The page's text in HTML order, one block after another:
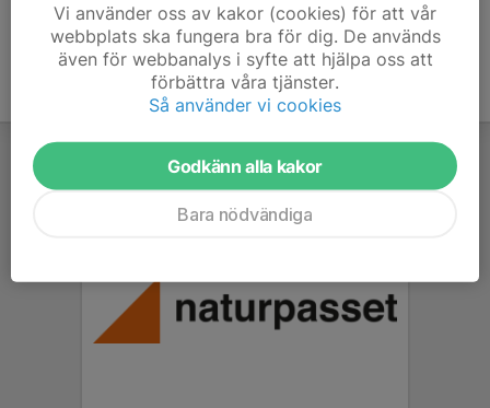
Vi använder oss av kakor (cookies) för att vår
webbplats ska fungera bra för dig. De används
även för webbanalys i syfte att hjälpa oss att
förbättra våra tjänster.
Så använder vi cookies
Godkänn alla kakor
Bara nödvändiga